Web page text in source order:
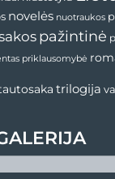
novelės nuotraukos
pažintinė
priklausomybė
trilogija